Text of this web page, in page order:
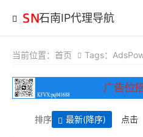
石南IP代理导航
当前位置： 首页 Tags：
排序 最新(降序) 点击